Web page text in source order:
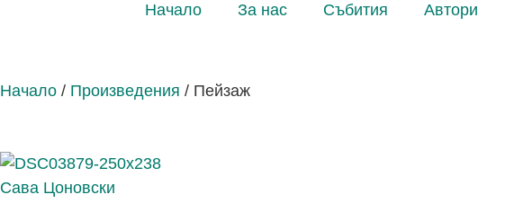
Начало За нас Събития Автори
Начало / Произведения / Пейзаж
Сава Цоновски